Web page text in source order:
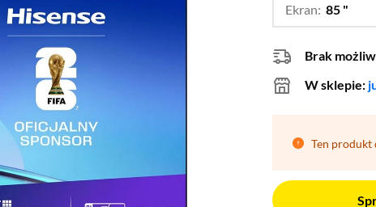
Ekran: 85 "
Brak
W sklepie:
Ten produkt